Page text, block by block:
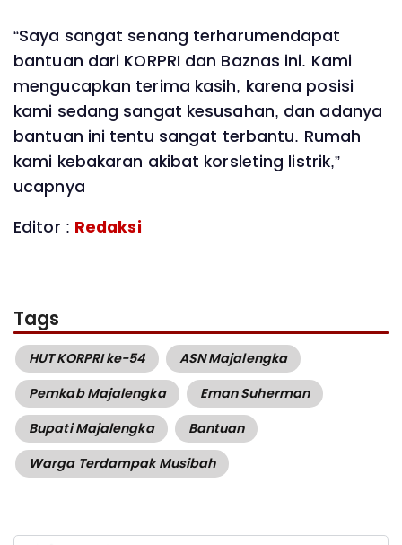
“Saya sangat senang terharumendapat
bantuan dari KORPRI dan Baznas ini. Kami
mengucapkan terima kasih, karena posisi
kami sedang sangat kesusahan, dan adanya
bantuan ini tentu sangat terbantu. Rumah
kami kebakaran akibat korsleting listrik,”
ucapnya
Editor : Redaksi
Tags
HUT KORPRI ke-54
ASN Majalengka
Pemkab Majalengka
Eman Suherman
Bupati Majalengka
Bantuan
Warga Terdampak Musibah